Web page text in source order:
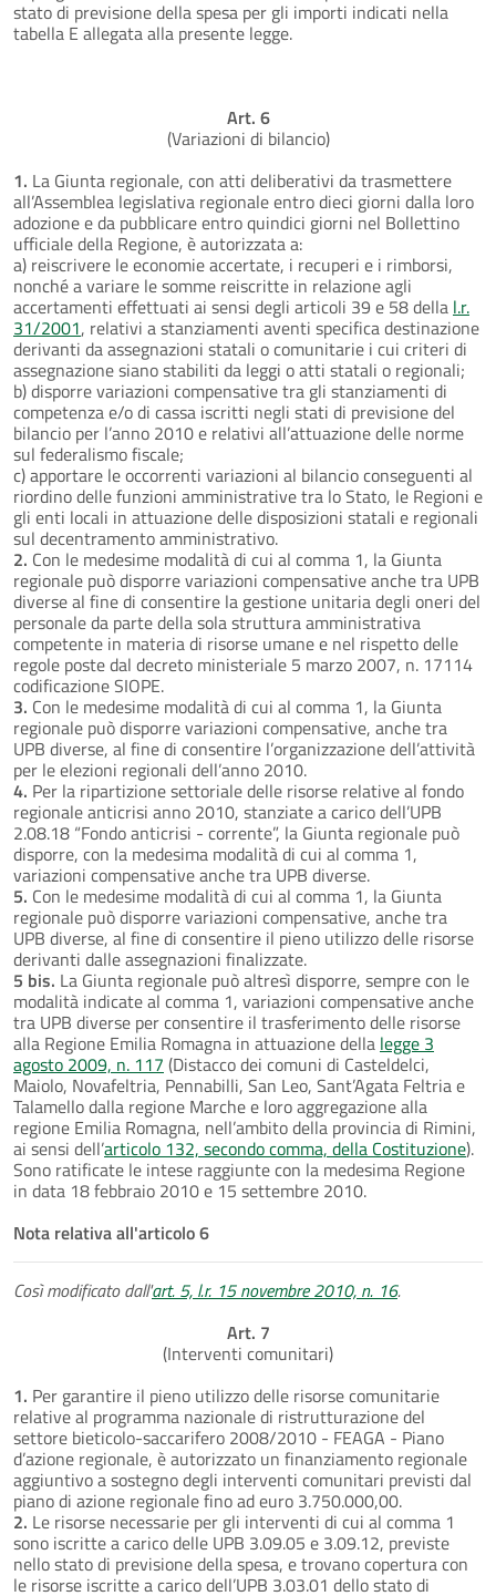
stato di previsione della spesa per gli importi indicati nella
tabella E allegata alla presente legge.
Art. 6
(Variazioni di bilancio)
1. La Giunta regionale, con atti deliberativi da trasmettere
all’Assemblea legislativa regionale entro dieci giorni dalla loro
adozione e da pubblicare entro quindici giorni nel Bollettino
ufficiale della Regione, è autorizzata a:
a) reiscrivere le economie accertate, i recuperi e i rimborsi,
nonché a variare le somme reiscritte in relazione agli
accertamenti effettuati ai sensi degli articoli 39 e 58 della l.r.
31/2001, relativi a stanziamenti aventi specifica destinazione
derivanti da assegnazioni statali o comunitarie i cui criteri di
assegnazione siano stabiliti da leggi o atti statali o regionali;
b) disporre variazioni compensative tra gli stanziamenti di
competenza e/o di cassa iscritti negli stati di previsione del
bilancio per l’anno 2010 e relativi all’attuazione delle norme
sul federalismo fiscale;
c) apportare le occorrenti variazioni al bilancio conseguenti al
riordino delle funzioni amministrative tra lo Stato, le Regioni e
gli enti locali in attuazione delle disposizioni statali e regionali
sul decentramento amministrativo.
2. Con le medesime modalità di cui al comma 1, la Giunta
regionale può disporre variazioni compensative anche tra UPB
diverse al fine di consentire la gestione unitaria degli oneri del
personale da parte della sola struttura amministrativa
competente in materia di risorse umane e nel rispetto delle
regole poste dal decreto ministeriale 5 marzo 2007, n. 17114
codificazione SIOPE.
3. Con le medesime modalità di cui al comma 1, la Giunta
regionale può disporre variazioni compensative, anche tra
UPB diverse, al fine di consentire l’organizzazione dell’attività
per le elezioni regionali dell’anno 2010.
4. Per la ripartizione settoriale delle risorse relative al fondo
regionale anticrisi anno 2010, stanziate a carico dell’UPB
2.08.18 “Fondo anticrisi - corrente”, la Giunta regionale può
disporre, con la medesima modalità di cui al comma 1,
variazioni compensative anche tra UPB diverse.
5. Con le medesime modalità di cui al comma 1, la Giunta
regionale può disporre variazioni compensative, anche tra
UPB diverse, al fine di consentire il pieno utilizzo delle risorse
derivanti dalle assegnazioni finalizzate.
5 bis. La Giunta regionale può altresì disporre, sempre con le
modalità indicate al comma 1, variazioni compensative anche
tra UPB diverse per consentire il trasferimento delle risorse
alla Regione Emilia Romagna in attuazione della legge 3
agosto 2009, n. 117 (Distacco dei comuni di Casteldelci,
Maiolo, Novafeltria, Pennabilli, San Leo, Sant’Agata Feltria e
Talamello dalla regione Marche e loro aggregazione alla
regione Emilia Romagna, nell’ambito della provincia di Rimini,
ai sensi dell’articolo 132, secondo comma, della Costituzione).
Sono ratificate le intese raggiunte con la medesima Regione
in data 18 febbraio 2010 e 15 settembre 2010.
Nota relativa all'articolo 6
Così modificato dall'art. 5, l.r. 15 novembre 2010, n. 16.
Art. 7
(Interventi comunitari)
1. Per garantire il pieno utilizzo delle risorse comunitarie
relative al programma nazionale di ristrutturazione del
settore bieticolo-saccarifero 2008/2010 - FEAGA - Piano
d’azione regionale, è autorizzato un finanziamento regionale
aggiuntivo a sostegno degli interventi comunitari previsti dal
piano di azione regionale fino ad euro 3.750.000,00.
2. Le risorse necessarie per gli interventi di cui al comma 1
sono iscritte a carico delle UPB 3.09.05 e 3.09.12, previste
nello stato di previsione della spesa, e trovano copertura con
le risorse iscritte a carico dell’UPB 3.03.01 dello stato di